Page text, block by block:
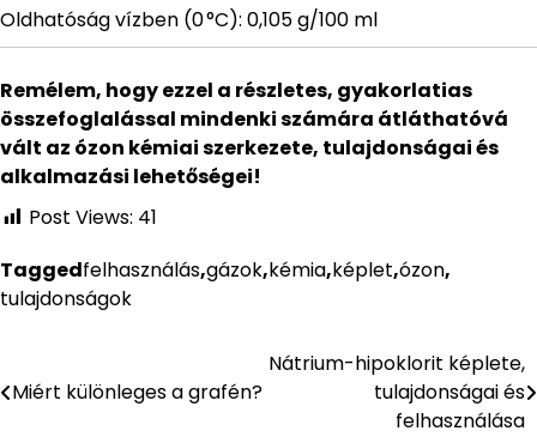
Oldhatóság vízben (0 °C): 0,105 g/100 ml
Remélem, hogy ezzel a részletes, gyakorlatias
összefoglalással mindenki számára átláthatóvá
vált az ózon kémiai szerkezete, tulajdonságai és
alkalmazási lehetőségei!
Post Views: 41
Taggedfelhasználás,gázok,kémia,képlet,ózon,
tulajdonságok
Miért különleges a grafén?
Nátrium-hipoklorit képlete,
tulajdonságai és
felhasználása